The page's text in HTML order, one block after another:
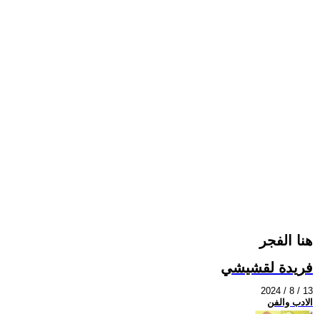
هنا الفجر
فريدة لقشيشي
2024 / 8 / 13
الادب والفن